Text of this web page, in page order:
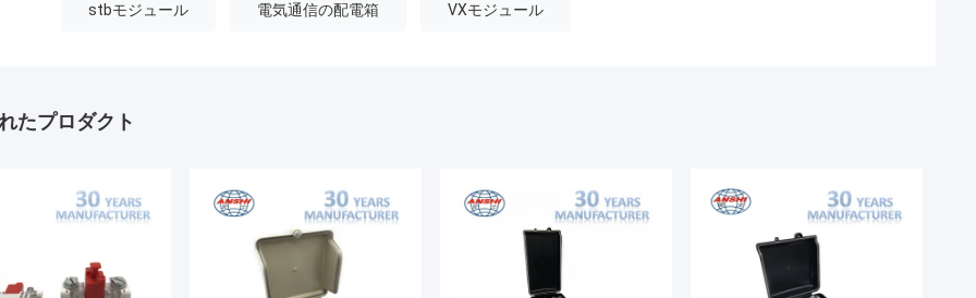
stbモジュール 電気通信の配電箱 VXモジュール
たプロダクト